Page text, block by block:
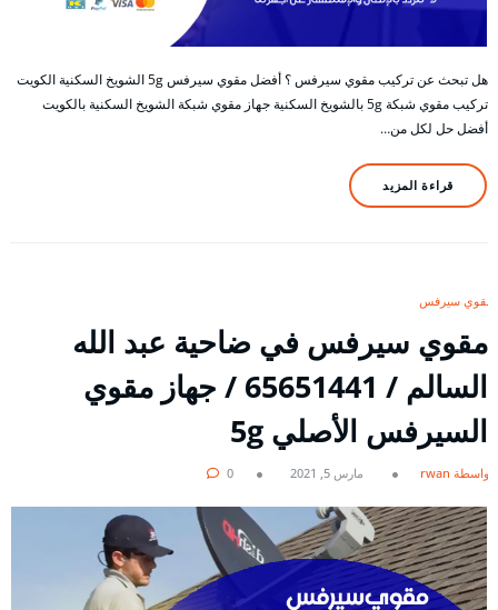
هل تبحث عن تركيب مقوي سيرفس ؟ أفضل مقوي سيرفس 5g الشويخ السكنية الكويت
تركيب مقوي شبكة 5g بالشويخ السكنية جهاز مقوي شبكة الشويخ السكنية بالكويت
أفضل حل لكل من…
قراءة المزيد
مقوي سيرفس
مقوي سيرفس في ضاحية عبد الله
السالم / 65651441 / جهاز مقوي
السيرفس الأصلي 5g
بواسطة rwan مارس 5, 2021 0